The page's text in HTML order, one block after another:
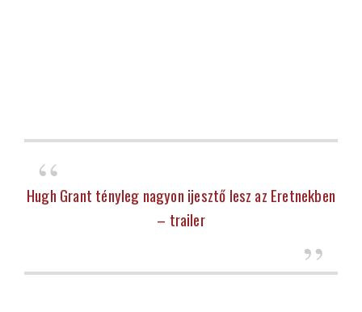
Hugh Grant tényleg nagyon ijesztő lesz az Eretnekben
– trailer